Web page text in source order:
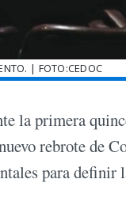
| FOTO:CEDOC
la primera
rebrote de
para definir